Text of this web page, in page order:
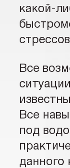
какой-
Все
Все
под
данного